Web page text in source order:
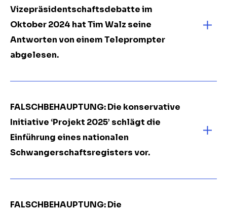
Vizepräsidentschaftsdebatte im
Oktober 2024 hat Tim Walz seine
Antworten von einem Teleprompter
abgelesen.
FALSCHBEHAUPTUNG: Die konservative
Initiative ‘Projekt 2025’ schlägt die
Einführung eines nationalen
Schwangerschaftsregisters vor.
FALSCHBEHAUPTUNG: Die